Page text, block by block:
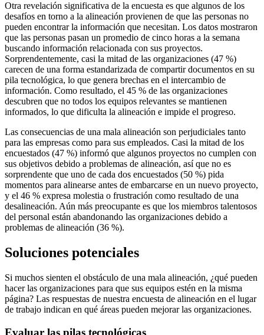
Otra revelación significativa de la encuesta es que algunos de los
desafíos en torno a la alineación provienen de que las personas no
pueden encontrar la información que necesitan. Los datos mostraron
que las personas pasan un promedio de cinco horas a la semana
buscando información relacionada con sus proyectos.
Sorprendentemente, casi la mitad de las organizaciones (47 %)
carecen de una forma estandarizada de compartir documentos en su
pila tecnológica, lo que genera brechas en el intercambio de
información. Como resultado, el 45 % de las organizaciones
descubren que no todos los equipos relevantes se mantienen
informados, lo que dificulta la alineación e impide el progreso.
Las consecuencias de una mala alineación son perjudiciales tanto
para las empresas como para sus empleados. Casi la mitad de los
encuestados (47 %) informó que algunos proyectos no cumplen con
sus objetivos debido a problemas de alineación, así que no es
sorprendente que uno de cada dos encuestados (50 %) pida
momentos para alinearse antes de embarcarse en un nuevo proyecto,
y el 46 % expresa molestia o frustración como resultado de una
desalineación. Aún más preocupante es que los miembros talentosos
del personal están abandonando las organizaciones debido a
problemas de alineación (36 %).
Soluciones potenciales
Si muchos sienten el obstáculo de una mala alineación, ¿qué pueden
hacer las organizaciones para que sus equipos estén en la misma
página? Las respuestas de nuestra encuesta de alineación en el lugar
de trabajo indican en qué áreas pueden mejorar las organizaciones.
Evaluar las pilas tecnológicas